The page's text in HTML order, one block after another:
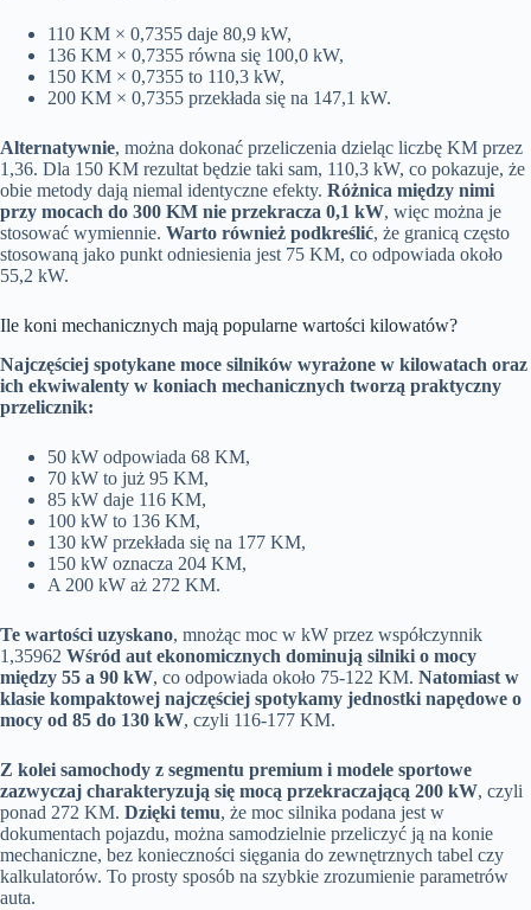
110 KM × 0,7355 daje 80,9 kW,
136 KM × 0,7355 równa się 100,0 kW,
150 KM × 0,7355 to 110,3 kW,
200 KM × 0,7355 przekłada się na 147,1 kW.
Alternatywnie, można dokonać przeliczenia dzieląc liczbę KM przez
1,36. Dla 150 KM rezultat będzie taki sam, 110,3 kW, co pokazuje, że
obie metody dają niemal identyczne efekty. Różnica między nimi
przy mocach do 300 KM nie przekracza 0,1 kW, więc można je
stosować wymiennie. Warto również podkreślić, że granicą często
stosowaną jako punkt odniesienia jest 75 KM, co odpowiada około
55,2 kW.
Ile koni mechanicznych mają popularne wartości kilowatów?
Najczęściej spotykane moce silników wyrażone w kilowatach oraz
ich ekwiwalenty w koniach mechanicznych tworzą praktyczny
przelicznik:
50 kW odpowiada 68 KM,
70 kW to już 95 KM,
85 kW daje 116 KM,
100 kW to 136 KM,
130 kW przekłada się na 177 KM,
150 kW oznacza 204 KM,
A 200 kW aż 272 KM.
Te wartości uzyskano, mnożąc moc w kW przez współczynnik
1,35962 Wśród aut ekonomicznych dominują silniki o mocy
między 55 a 90 kW, co odpowiada około 75-122 KM. Natomiast w
klasie kompaktowej najczęściej spotykamy jednostki napędowe o
mocy od 85 do 130 kW, czyli 116-177 KM.
Z kolei samochody z segmentu premium i modele sportowe
zazwyczaj charakteryzują się mocą przekraczającą 200 kW, czyli
ponad 272 KM. Dzięki temu, że moc silnika podana jest w
dokumentach pojazdu, można samodzielnie przeliczyć ją na konie
mechaniczne, bez konieczności sięgania do zewnętrznych tabel czy
kalkulatorów. To prosty sposób na szybkie zrozumienie parametrów
auta.